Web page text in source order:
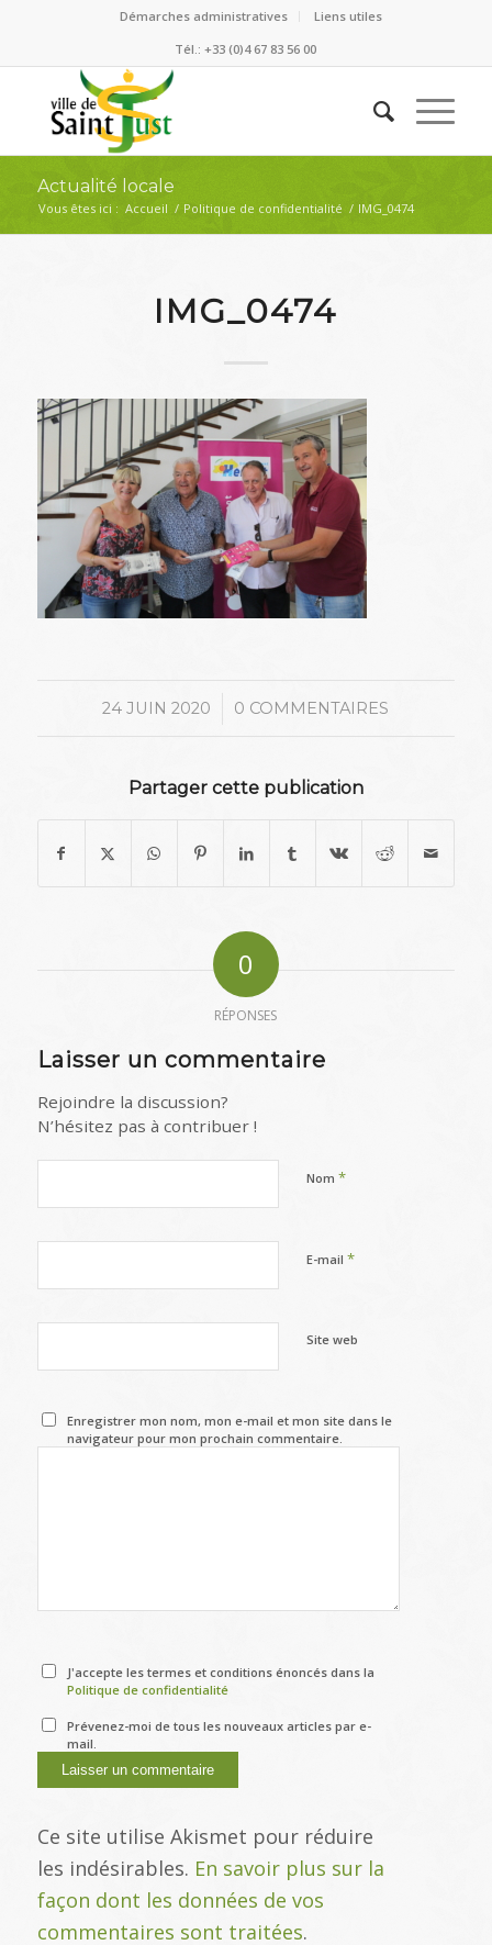
Démarches administratives
Liens utiles
Tél.: +33 (0)4 67 83 56 00
Actualité locale
Vous êtes ici : Accueil / Politique de confidentialité / IMG_0474
IMG_0474
24 JUIN 2020
/ 0 COMMENTAIRES
Partager cette publication
0
RÉPONSES
Laisser un commentaire
Rejoindre la discussion?
N’hésitez pas à contribuer !
Nom *
E-mail *
Site web
Enregistrer mon nom, mon e-mail et mon site dans le
navigateur pour mon prochain commentaire.
J'accepte les termes et conditions énoncés dans la
Politique de confidentialité
Prévenez-moi de tous les nouveaux articles par e-
mail.
Ce site utilise Akismet pour réduire
les indésirables. En savoir plus sur la
façon dont les données de vos
commentaires sont traitées.